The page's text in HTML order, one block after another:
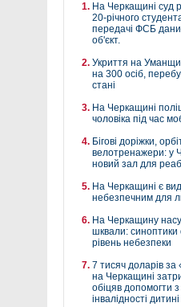
На Черкащині суд
20-річного
передачі ФСБ
об'єкт.
Укриття на
на 300 осіб,
стані
На Черкащині
чоловіка під час
Бігові доріжки,
велотренажери: у
новий зал для
На Черкащині є
небезпечним для
На Черкащину
шквали: синоптики
рівень небезпеки
7 тисяч доларів
на Черкащині
обіцяв допомогти
інвалідності дитині